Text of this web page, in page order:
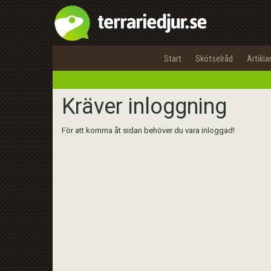
Start Skötselråd Artiklar
Kräver inloggning
För att komma åt sidan behöver du vara inloggad!